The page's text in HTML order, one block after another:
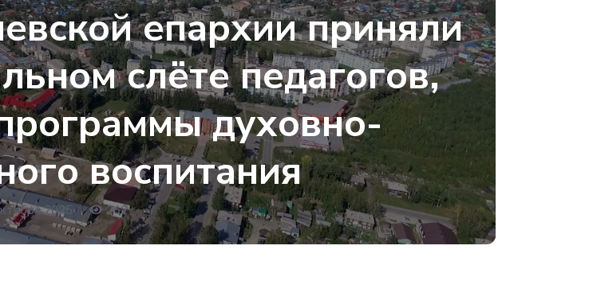
епархии приняли
слёте педагогов,
духовно-
воспитания
2025• 262